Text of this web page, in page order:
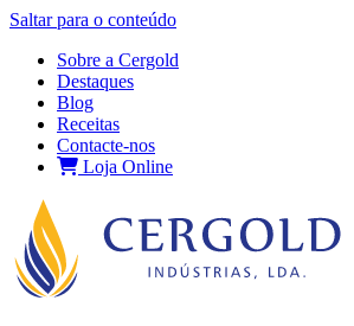
Saltar para o conteúdo
Sobre a Cergold
Destaques
Blog
Receitas
Contacte‑nos
Loja Online